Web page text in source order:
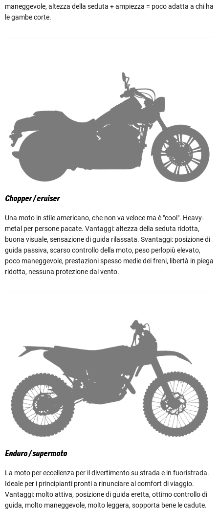
maneggevole, altezza della seduta + ampiezza = poco adatta a chi ha
le gambe corte.
Chopper / cruiser
Una moto in stile americano, che non va veloce ma è "cool". Heavy-
metal per persone pacate. Vantaggi: altezza della seduta ridotta,
buona visuale, sensazione di guida rilassata. Svantaggi: posizione di
guida passiva, scarso controllo della moto, peso perlopiù elevato,
poco maneggevole, prestazioni spesso medie dei freni, libertà in piega
ridotta, nessuna protezione dal vento.
Enduro / supermoto
La moto per eccellenza per il divertimento su strada e in fuoristrada.
Ideale per i principianti pronti a rinunciare al comfort di viaggio.
Vantaggi: molto attiva, posizione di guida eretta, ottimo controllo di
guida, molto maneggevole, molto leggera, sopporta bene le cadute.